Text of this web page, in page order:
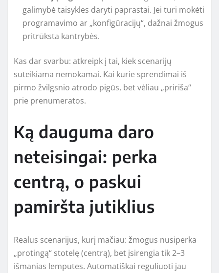
galimybė taisykles daryti paprastai. Jei turi mokėti
programavimo ar „konfigūracijų“, dažnai žmogus
pritrūksta kantrybės.
Kas dar svarbu: atkreipk į tai, kiek scenarijų
suteikiama nemokamai. Kai kurie sprendimai iš
pirmo žvilgsnio atrodo pigūs, bet vėliau „pririša“
prie prenumeratos.
Ką dauguma daro
neteisingai: perka
centrą, o paskui
pamiršta jutiklius
Realus scenarijus, kurį mačiau: žmogus nusiperka
„protingą“ stotelę (centrą), bet įsirengia tik 2–3
išmanias lemputes. Automatiškai reguliuoti jau